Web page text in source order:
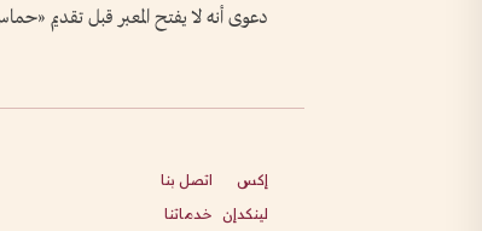
دعوى أنه لا يفتح المعبر قبل تقديم
إكس
لينكدإن
اتصل بنا
خدماتنا